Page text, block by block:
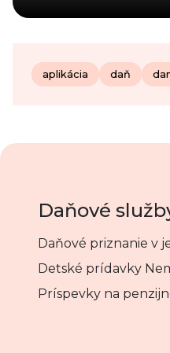
aplikácia daň
Daňové
Daňové priznanie v
Detské prídavky
Príspevky na